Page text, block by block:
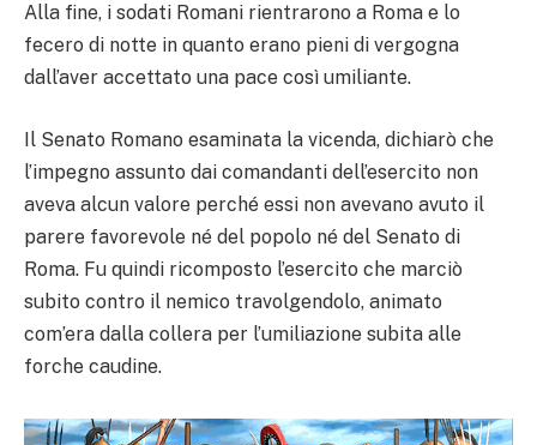
Alla fine, i sodati Romani rientrarono a Roma e lo
fecero di notte in quanto erano pieni di vergogna
dall’aver accettato una pace così umiliante.
Il Senato Romano esaminata la vicenda, dichiarò che
l’impegno assunto dai comandanti dell’esercito non
aveva alcun valore perché essi non avevano avuto il
parere favorevole né del popolo né del Senato di
Roma. Fu quindi ricomposto l’esercito che marciò
subito contro il nemico travolgendolo, animato
com’era dalla collera per l’umiliazione subita alle
forche caudine.